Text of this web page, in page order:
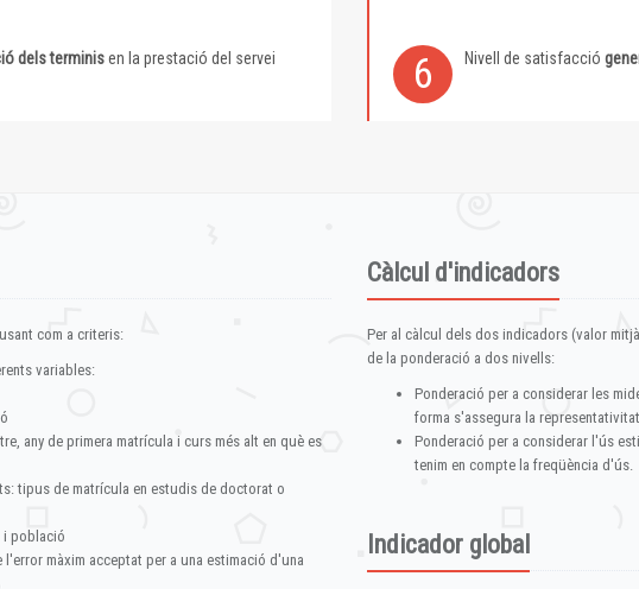
dels terminisen la prestació del servei 6 Nivell de satisfacció
com a criteris:
variables:
any de primera matrícula i curs més alt en què es
tipus de matrícula en estudis de doctorat o
i població
màxim acceptat per a una estimació d'una
Càlcul d'indicadors
Per al càlcul dels dos indicadors (valor
de la ponderació a dos nivells:
Ponderació per a considerar les
forma s'assegura la
Ponderació per a considerar l'ús
tenim en compte la freqüència d'ús.
Indicador global